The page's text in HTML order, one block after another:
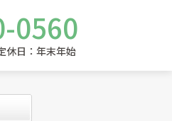
0560
日：年末年始